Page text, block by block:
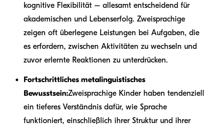
kognitive Flexibilität – allesamt entscheidend für
akademischen und Lebenserfolg. Zweisprachige
zeigen oft überlegene Leistungen bei Aufgaben, die
es erfordern, zwischen Aktivitäten zu wechseln und
zuvor erlernte Reaktionen zu unterdrücken.
Fortschrittliches metalinguistisches
Bewusstsein:Zweisprachige Kinder haben tendenziell
ein tieferes Verständnis dafür, wie Sprache
funktioniert, einschließlich ihrer Struktur und ihrer